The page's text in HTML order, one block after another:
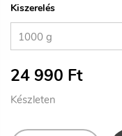
Kiszerelés
24 990 Ft
Készleten